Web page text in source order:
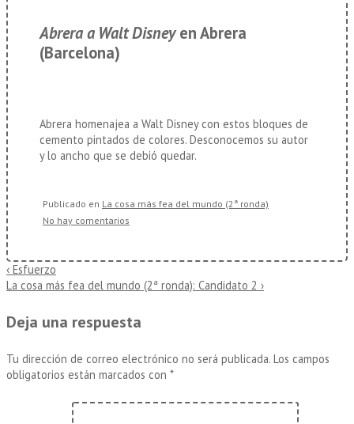
Abrera a Walt Disneyen Abrera
(Barcelona)
Abrera homenajea a Walt Disney con estos bloques de
cemento pintados de colores. Desconocemos su autor
y lo ancho que se debió quedar.
Publicado en La cosa más fea del mundo (2ª ronda)
No hay comentarios
Navegación
de
entradas
La
entrada
es
‹ Esfuerzo
La
siguiente
es
La cosa más fea del mundo (2ª ronda): Candidato 2 ›
Deja una respuesta
Tu dirección de correo electrónico no será publicada. Los campos
obligatorios están marcados con *